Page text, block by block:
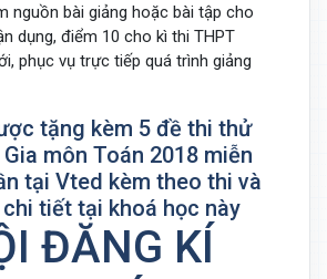
nguồn bài giảng hoặc bài tập cho
dụng, điểm 10 cho kì thi THPT
phục vụ trực tiếp quá trình giảng
tặng kèm 5 đề thi thử
môn Toán 2018 miễn
tại Vted kèm theo thi và
tiết tại khoá học này
ĐĂNG KÍ